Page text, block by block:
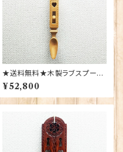
★送料無料★木製ラブスプーン
【SL-52】Sion Llewellyn 401
52
¥52,800